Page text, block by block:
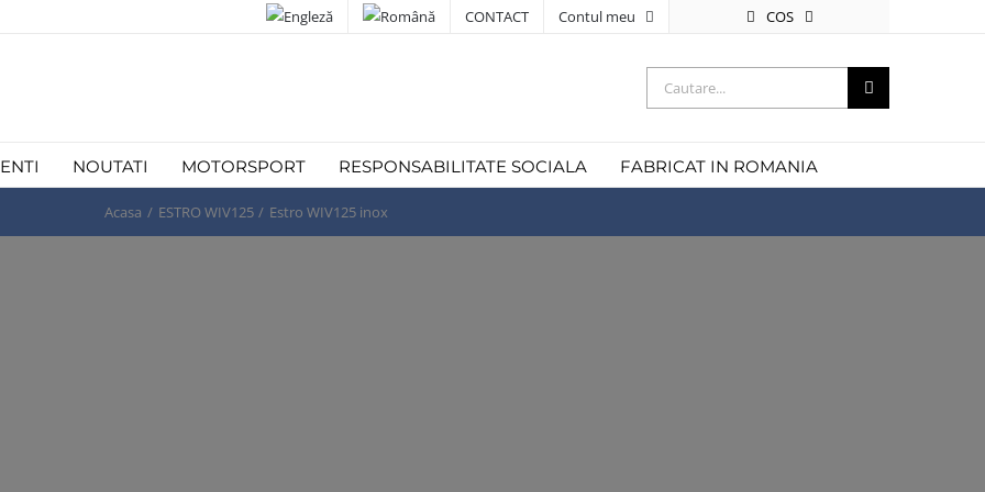
CONTACT Contul meu COS
Cautare...
NOUTATI MOTORSPORT RESPONSABILITATE SOCIALA FABRICAT IN ROMANIA
Acasa ESTRO WIV125 Estro WIV125 inox